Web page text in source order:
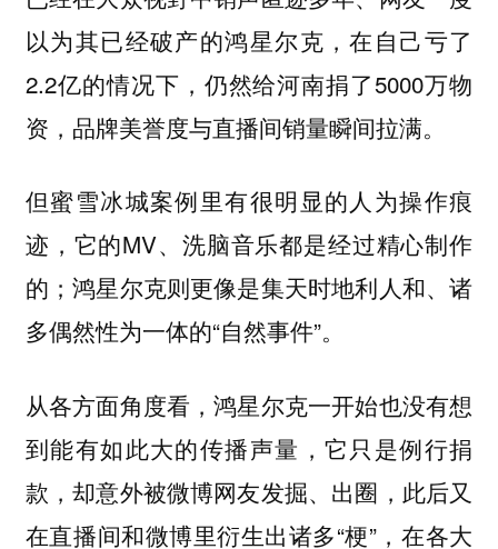
以为其已经破产的鸿星尔克，在自己亏了
2.2亿的情况下，仍然给河南捐了5000万物
资，品牌美誉度与直播间销量瞬间拉满。
但蜜雪冰城案例里有很明显的人为操作痕
迹，它的MV、洗脑音乐都是经过精心制作
的；鸿星尔克则更像是集天时地利人和、诸
多偶然性为一体的“自然事件”。
从各方面角度看，鸿星尔克一开始也没有想
到能有如此大的传播声量，它只是例行捐
款，却意外被微博网友发掘、出圈，此后又
在直播间和微博里衍生出诸多“梗”，在各大